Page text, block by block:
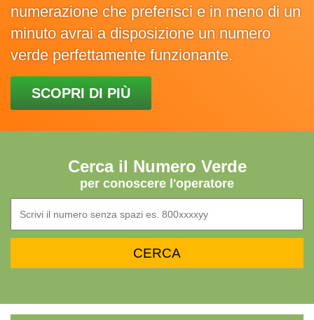
numerazione che preferisci e in meno di un
minuto avrai a disposizione un numero
verde perfettamente funzionante.
SCOPRI DI PIÙ
Cerca il Numero Verde
per conoscere l'operatore